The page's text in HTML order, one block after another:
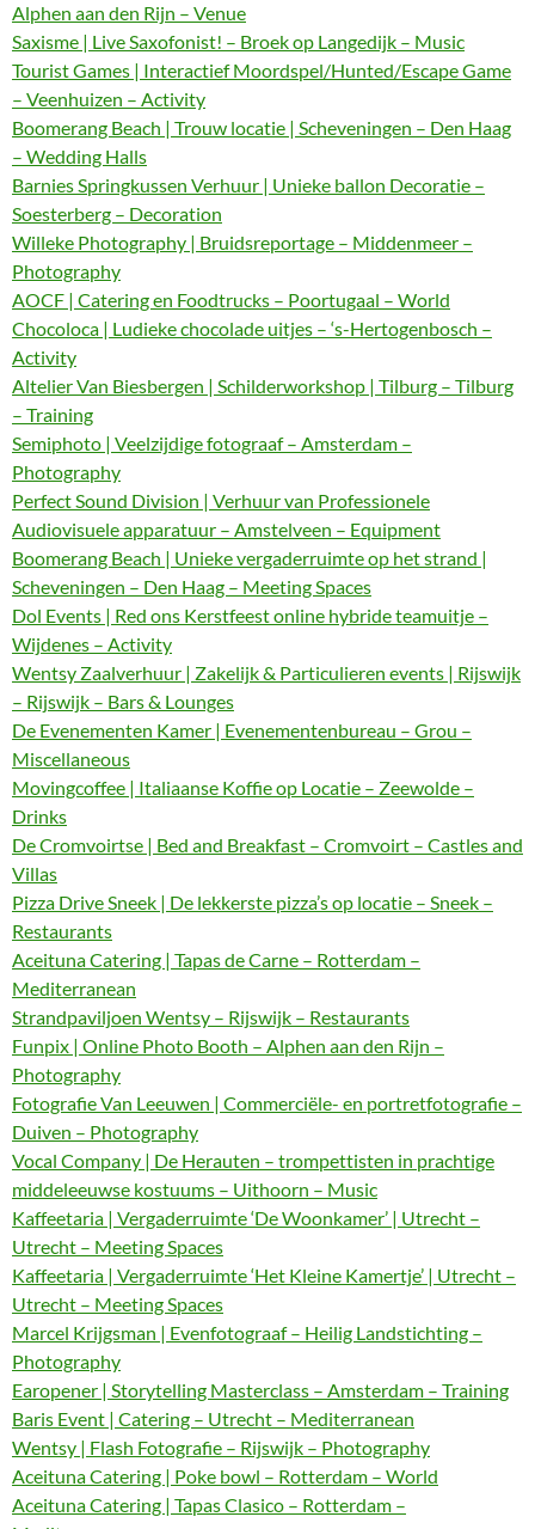
Alphen aan den Rijn – Venue
Saxisme | Live Saxofonist! – Broek op Langedijk – Music
Tourist Games | Interactief Moordspel/Hunted/Escape Game
– Veenhuizen – Activity
Boomerang Beach | Trouw locatie | Scheveningen – Den Haag
– Wedding Halls
Barnies Springkussen Verhuur | Unieke ballon Decoratie –
Soesterberg – Decoration
Willeke Photography | Bruidsreportage – Middenmeer –
Photography
AOCF | Catering en Foodtrucks – Poortugaal – World
Chocoloca | Ludieke chocolade uitjes – ‘s-Hertogenbosch –
Activity
Altelier Van Biesbergen | Schilderworkshop | Tilburg – Tilburg
– Training
Semiphoto | Veelzijdige fotograaf – Amsterdam –
Photography
Perfect Sound Division | Verhuur van Professionele
Audiovisuele apparatuur – Amstelveen – Equipment
Boomerang Beach | Unieke vergaderruimte op het strand |
Scheveningen – Den Haag – Meeting Spaces
Dol Events | Red ons Kerstfeest online hybride teamuitje –
Wijdenes – Activity
Wentsy Zaalverhuur | Zakelijk & Particulieren events | Rijswijk
– Rijswijk – Bars & Lounges
De Evenementen Kamer | Evenementenbureau – Grou –
Miscellaneous
Movingcoffee | Italiaanse Koffie op Locatie – Zeewolde –
Drinks
De Cromvoirtse | Bed and Breakfast – Cromvoirt – Castles and
Villas
Pizza Drive Sneek | De lekkerste pizza’s op locatie – Sneek –
Restaurants
Aceituna Catering | Tapas de Carne – Rotterdam –
Mediterranean
Strandpaviljoen Wentsy – Rijswijk – Restaurants
Funpix | Online Photo Booth – Alphen aan den Rijn –
Photography
Fotografie Van Leeuwen | Commerciële- en portretfotografie –
Duiven – Photography
Vocal Company | De Herauten – trompettisten in prachtige
middeleeuwse kostuums – Uithoorn – Music
Kaffeetaria | Vergaderruimte ‘De Woonkamer’ | Utrecht –
Utrecht – Meeting Spaces
Kaffeetaria | Vergaderruimte ‘Het Kleine Kamertje’ | Utrecht –
Utrecht – Meeting Spaces
Marcel Krijgsman | Evenfotograaf – Heilig Landstichting –
Photography
Earopener | Storytelling Masterclass – Amsterdam – Training
Baris Event | Catering – Utrecht – Mediterranean
Wentsy | Flash Fotografie – Rijswijk – Photography
Aceituna Catering | Poke bowl – Rotterdam – World
Aceituna Catering | Tapas Clasico – Rotterdam –